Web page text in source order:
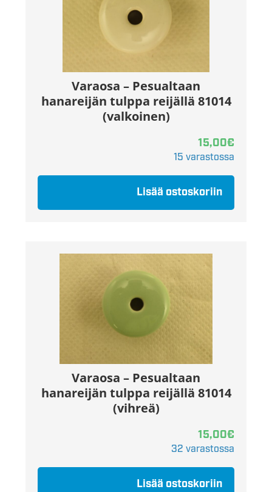
Varaosa – Pesualtaan
hanareijän tulppa reijällä 81014
(valkoinen)
15,00€
15 varastossa
Lisää ostoskoriin
Varaosa – Pesualtaan
hanareijän tulppa reijällä 81014
(vihreä)
15,00€
32 varastossa
Lisää ostoskoriin